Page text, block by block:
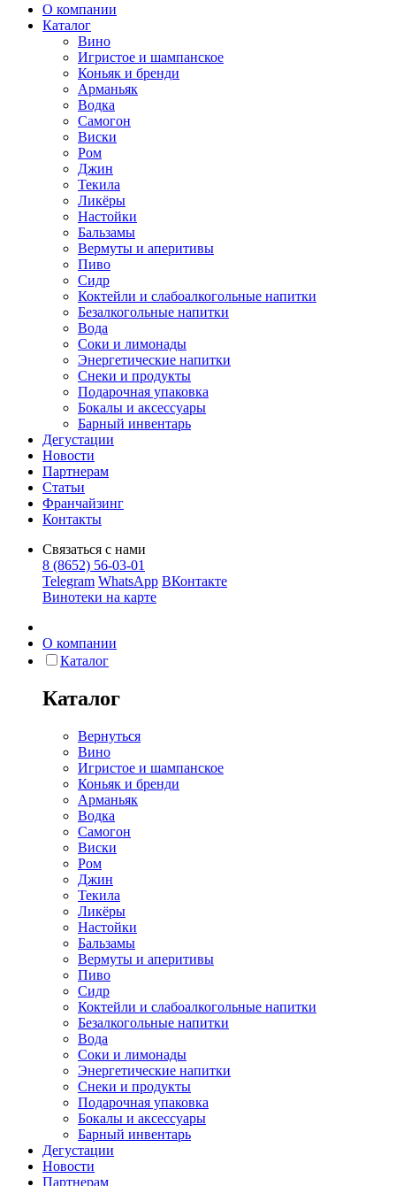
О компании
Каталог
Вино
Игристое и шампанское
Коньяк и бренди
Арманьяк
Водка
Самогон
Виски
Ром
Джин
Текила
Ликёры
Настойки
Бальзамы
Вермуты и аперитивы
Пиво
Сидр
Коктейли и слабоалкогольные напитки
Безалкогольные напитки
Вода
Соки и лимонады
Энергетические напитки
Снеки и продукты
Подарочная упаковка
Бокалы и аксессуары
Барный инвентарь
Дегустации
Новости
Партнерам
Статьи
Франчайзинг
Контакты
Связаться с нами
8 (8652) 56-03-01
Telegram WhatsApp ВКонтакте
Винотеки на карте
О компании
Каталог
Каталог
Вернуться
Вино
Игристое и шампанское
Коньяк и бренди
Арманьяк
Водка
Самогон
Виски
Ром
Джин
Текила
Ликёры
Настойки
Бальзамы
Вермуты и аперитивы
Пиво
Сидр
Коктейли и слабоалкогольные напитки
Безалкогольные напитки
Вода
Соки и лимонады
Энергетические напитки
Снеки и продукты
Подарочная упаковка
Бокалы и аксессуары
Барный инвентарь
Дегустации
Новости
Партнерам